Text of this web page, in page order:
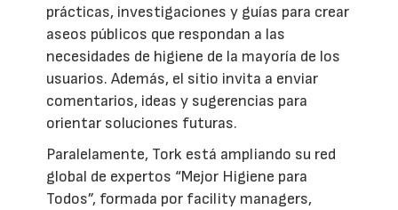
prácticas, investigaciones y guías para crear
aseos públicos que respondan a las
necesidades de higiene de la mayoría de los
usuarios. Además, el sitio invita a enviar
comentarios, ideas y sugerencias para
orientar soluciones futuras.
Paralelamente, Tork está ampliando su red
global de expertos “Mejor Higiene para
Todos”, formada por facility managers,